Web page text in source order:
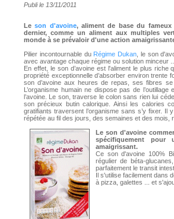
Publi le 13/11/2011
Leson d'avoine, aliment de base du fameux
dernier, comme un aliment aux multiples
monde à se prévaloir d'une action
Pilier incontournable du Régime Dukan , le son
avec avantage chaque régime ou solution minceur
En effet, le son d’avoine est l'aliment le plus
propriété exceptionnelle d’absorber environ trente
son d’avoine aux heures de repas, ses fibres
L’organisme humain ne dispose pas de
l’avoine. Le son, traverse le colon sans rien lui
son précieux butin calorique. Ainsi les calories
gratifiants traversent l’organisme sans s’y fixer.
répétée au fil des jours, des semaines et des mois,
Le son d'avoine
spécifiquement
amaigrissant.
Ce son d'avoine 100%
régulier de béta-
parfaitement le transit
Il s'utilise facilement dans
à pizza, galettes ... et